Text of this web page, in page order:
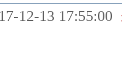
12-13 17:55:00